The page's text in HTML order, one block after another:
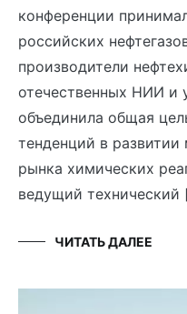
конференции
российских
производители
отечественных НИИ и
объединила общая
тенденций в
рынка химических
ведущий технический
ЧИТАТЬ ДАЛЕЕ